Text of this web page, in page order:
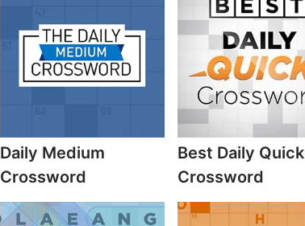
Daily Medium
Crossword
Best Daily Quick
Crossword